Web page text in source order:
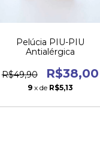
Pelúcia PIU-PIU
Antialérgica
R$49,90 R$38,00
9 x de R$5,13